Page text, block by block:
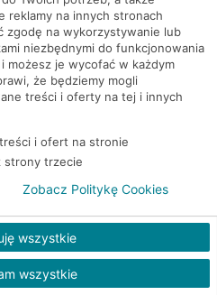
Bankomat (Planet
Cash)
Bankomat (Planet
Cash)
(Planet Cash)
(Euronet)
reklamy na innych stronach
zgodę na wykorzystywanie lub
niezbędnymi do funkcjonowania
możesz je wycofać w każdym
że będziemy mogli
treści i oferty na tej i innych
i ofert na stronie
strony trzecie
wszystkie
wszystkie
Zobacz Politykę Cookies